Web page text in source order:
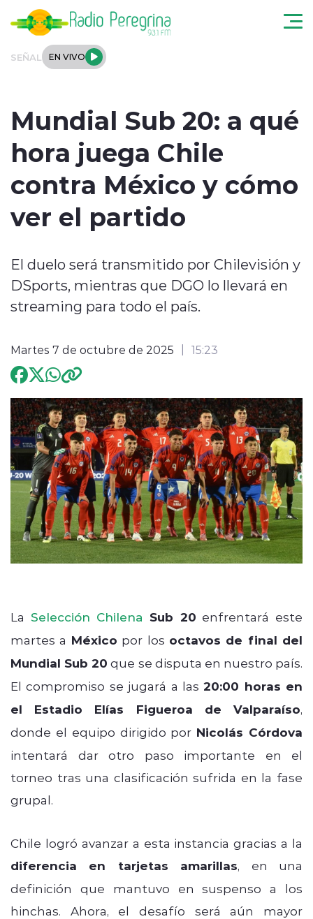
SEÑAL EN VIVO
Tendencias
Podcast
Deportes
Entrevistas
modo claro
Mundial Sub 20: a qué
hora juega Chile
contra México y cómo
ver el partido
El duelo será transmitido por Chilevisión y
DSports, mientras que DGO lo llevará en
streaming para todo el país.
Martes 7 de octubre de 2025 15:23
La Selección Chilena Sub 20 enfrentará este
martes a México por los octavos de final del
Mundial Sub 20 que se disputa en nuestro país.
El compromiso se jugará a las20:00 horas en
el Estadio Elías Figueroa de Valparaíso,
donde el equipo dirigido por Nicolás Córdova
intentará dar otro paso importante en el
torneo tras una clasificación sufrida en la fase
grupal.
Chile logró avanzar a esta instancia gracias a la
diferencia en tarjetas amarillas, en una
definición que mantuvo en suspenso a los
hinchas. Ahora, el desafío será aún mayor